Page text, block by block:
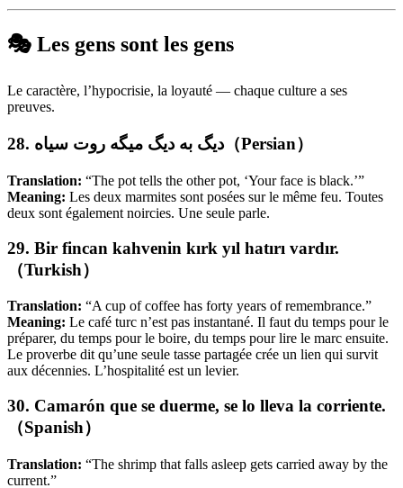
🎭 Les gens sont les gens
Le caractère, l’hypocrisie, la loyauté — chaque culture a ses
preuves.
28. دیگ به دیگ میگه روت سیاه（Persian）
Translation: “The pot tells the other pot, ‘Your face is black.’”
Meaning: Les deux marmites sont posées sur le même feu. Toutes
deux sont également noircies. Une seule parle.
29. Bir fincan kahvenin kırk yıl hatırı vardır.
（Turkish）
Translation: “A cup of coffee has forty years of remembrance.”
Meaning: Le café turc n’est pas instantané. Il faut du temps pour le
préparer, du temps pour le boire, du temps pour lire le marc ensuite.
Le proverbe dit qu’une seule tasse partagée crée un lien qui survit
aux décennies. L’hospitalité est un levier.
30. Camarón que se duerme, se lo lleva la corriente.
（Spanish）
Translation: “The shrimp that falls asleep gets carried away by the
current.”